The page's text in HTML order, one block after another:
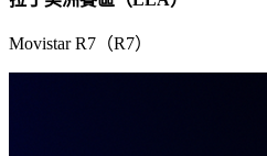
Movistar R7（R7）